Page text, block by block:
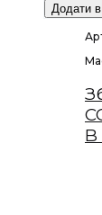
Додати
B